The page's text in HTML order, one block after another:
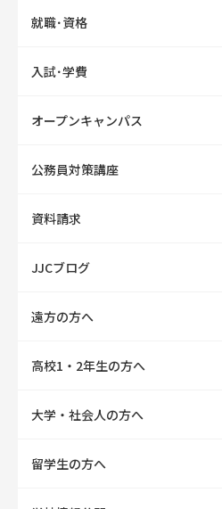
就職･資格
入試･学費
オープンキャンパス
公務員対策講座
資料請求
JJCブログ
遠方の方へ
高校1・2年生の方へ
大学・社会人の方へ
留学生の方へ